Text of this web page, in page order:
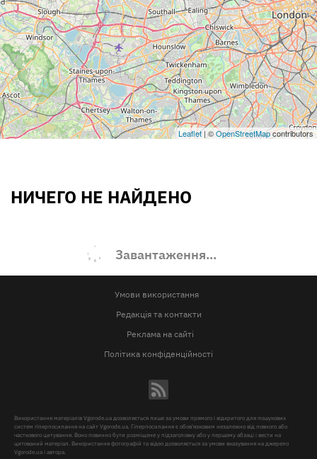
Leaflet| ©OpenStreetMapcontributors
НИЧЕГО НЕ НАЙДЕНО
Завантаження...
Умови використання
Редакція та контакти
Реклама на сайті
Політика конфіденційності
Використання матеріалів Vgorode.ua дозволяється лише за умови прямого і відкритого для пошукових
систем гіперпосилання на сайт Vgorode.ua. Гіперпосилання є обов'язковим незалежно від повного або
часткового цитування. Воно повинно бути розміщене у підзаголовку або у першому абзаці і вести на
цитований матеріал. Використання фотографій та відео дозволяється за умови вказування на джерело
Vgorode.ua і автора.